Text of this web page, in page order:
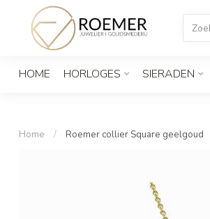
HOME HORLOGES SIERADEN
Home / Roemer collier Square geelgoud